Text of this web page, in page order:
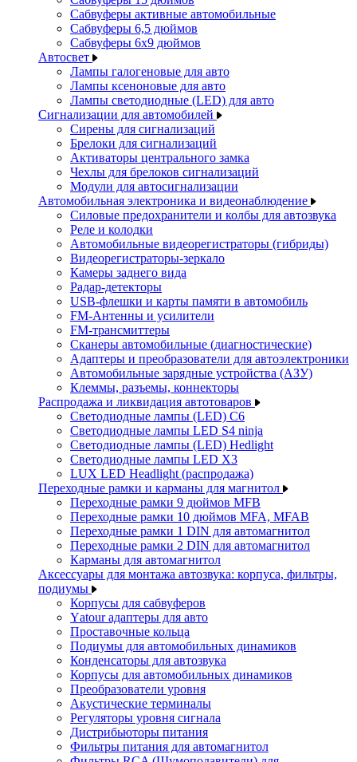
Сабвуферы активные автомобильные
Сабвуферы 6,5 дюймов
Сабвуферы 6x9 дюймов
Автосвет
Лампы галогеновые для авто
Лампы ксеноновые для авто
Лампы светодиодные (LED) для авто
Сигнализации для автомобилей
Сирены для сигнализаций
Брелоки для сигнализаций
Активаторы центрального замка
Чехлы для брелоков сигнализаций
Модули для автосигнализации
Автомобильная электроника и видеонаблюдение
Силовые предохранители и колбы для автозвука
Реле и колодки
Автомобильные видеорегистраторы (гибриды)
Видеорегистраторы-зеркало
Камеры заднего вида
Радар-детекторы
USB-флешки и карты памяти в автомобиль
FM-Антенны и усилители
FM-трансмиттеры
Сканеры автомобильные (диагностические)
Адаптеры и преобразователи для автоэлектроники
Автомобильные зарядные устройства (АЗУ)
Клеммы, разъемы, коннекторы
Распродажа и ликвидация автотоваров
Светодиодные лампы (LED) C6
Светодиодные лампы LED S4 ninja
Светодиодные лампы (LED) Hedlight
Светодиодные лампы LED X3
LUX LED Headlight (распродажа)
Переходные рамки и карманы для магнитол
Переходные рамки 9 дюймов MFB
Переходные рамки 10 дюймов MFA, MFAB
Переходные рамки 1 DIN для автомагнитол
Переходные рамки 2 DIN для автомагнитол
Карманы для автомагнитол
Аксессуары для монтажа автозвука: корпуса, фильтры,
подиумы
Корпусы для сабвуферов
Yаtour адаптеры для авто
Проставочные кольца
Подиумы для автомобильных динамиков
Конденсаторы для автозвука
Корпусы для автомобильных динамиков
Преобразователи уровня
Акустические терминалы
Регуляторы уровня сигнала
Дистрибьюторы питания
Фильтры питания для автомагнитол